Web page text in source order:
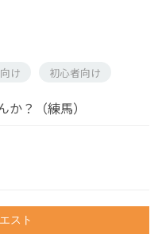
け 初心者向け
？（練馬）
スト